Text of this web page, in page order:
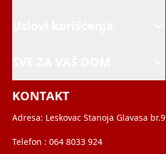
KONTAKT
Adresa: Leskovac Stanoja Glavasa br.9
Telefon : 064 8033 924